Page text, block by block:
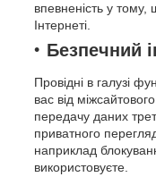
впевненість у тому,
Інтернеті.
Безпечний
Провідні в галузі
вас від
передачу даних
приватного
наприклад
використовуєте.